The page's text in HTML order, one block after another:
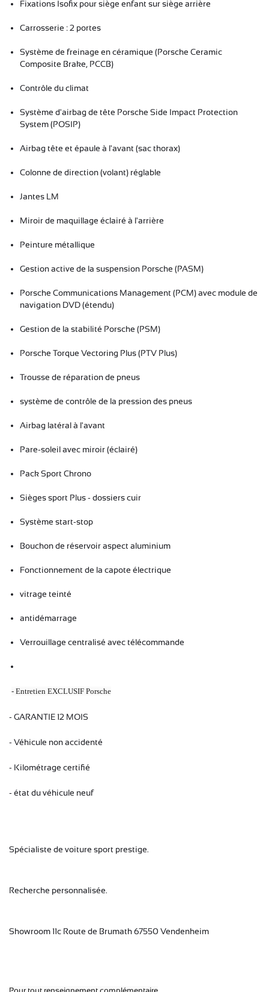
Fixations Isofix pour siège enfant sur siège arrière
Carrosserie : 2 portes
Système de freinage en céramique (Porsche Ceramic
Composite Brake, PCCB)
Contrôle du climat
Système d'airbag de tête Porsche Side Impact Protection
System (POSIP)
Airbag tête et épaule à l'avant (sac thorax)
Colonne de direction (volant) réglable
Jantes LM
Miroir de maquillage éclairé à l'arrière
Peinture métallique
Gestion active de la suspension Porsche (PASM)
Porsche Communications Management (PCM) avec module de
navigation DVD (étendu)
Gestion de la stabilité Porsche (PSM)
Porsche Torque Vectoring Plus (PTV Plus)
Trousse de réparation de pneus
système de contrôle de la pression des pneus
Airbag latéral à l'avant
Pare-soleil avec miroir (éclairé)
Pack Sport Chrono
Sièges sport Plus - dossiers cuir
Système start-stop
Bouchon de réservoir aspect aluminium
Fonctionnement de la capote électrique
vitrage teinté
antidémarrage
Verrouillage centralisé avec télécommande
- Entretien EXCLUSIF Porsche
- GARANTIE 12 MOIS
- Véhicule non accidenté
- Kilométrage certifié
- état du véhicule neuf
Spécialiste de voiture sport prestige.
Recherche personnalisée.
Showroom 11c Route de Brumath 67550 Vendenheim